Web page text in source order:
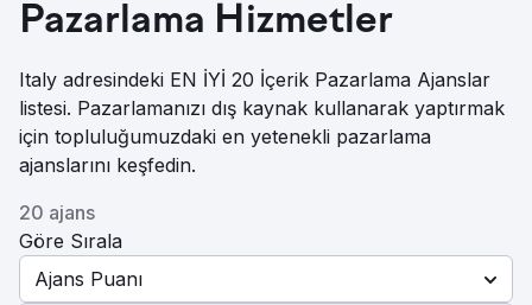
Pazarlama Hizmetler
Italy adresindeki EN İYİ 20 İçerik Pazarlama Ajanslar
listesi. Pazarlamanızı dış kaynak kullanarak yaptırmak
için topluluğumuzdaki en yetenekli pazarlama
ajanslarını keşfedin.
20 ajans
Göre Sırala
Ajans Puanı